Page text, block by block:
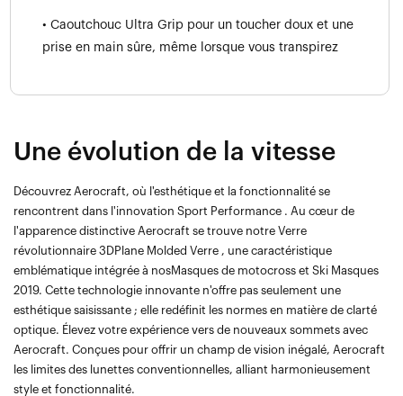
• Caoutchouc Ultra Grip pour un toucher doux et une
prise en main sûre, même lorsque vous transpirez
Une évolution de la vitesse
Découvrez Aerocraft, où l'esthétique et la fonctionnalité se
rencontrent dans l'innovation Sport Performance . Au cœur de
l'apparence distinctive Aerocraft se trouve notre Verre
révolutionnaire 3DPlane Molded Verre , une caractéristique
emblématique intégrée à nosMasques de motocross et Ski Masques
2019. Cette technologie innovante n'offre pas seulement une
esthétique saisissante ; elle redéfinit les normes en matière de clarté
optique. Élevez votre expérience vers de nouveaux sommets avec
Aerocraft. Conçues pour offrir un champ de vision inégalé, Aerocraft
les limites des lunettes conventionnelles, alliant harmonieusement
style et fonctionnalité.